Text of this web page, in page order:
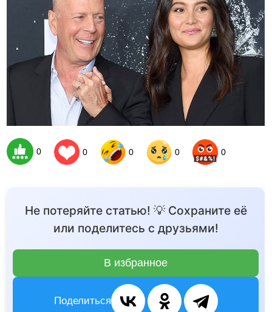
0 0 0 0 0
Не потеряйте статью! 💡 Сохраните её
или поделитесь с друзьями!
В избранное
Поделиться